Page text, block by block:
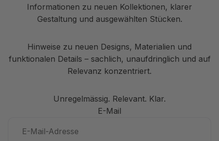
Informationen zu neuen Kollektionen, klarer
Gestaltung und ausgewählten Stücken.
Hinweise zu neuen Designs, Materialien und
funktionalen Details – sachlich, unaufdringlich und auf
Relevanz konzentriert.
Unregelmässig. Relevant. Klar.
E-Mail